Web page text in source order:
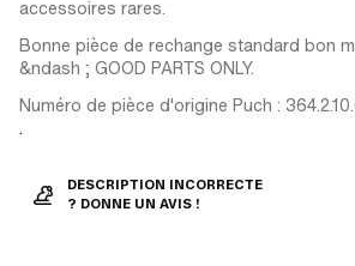
accessoires rares.
Bonne pièce de rechange standard bon
&ndash ; GOOD PARTS ONLY.
Numéro de pièce d'origine Puch :
.
DESCRIPTION INCORRECTE
? DONNE UN AVIS !